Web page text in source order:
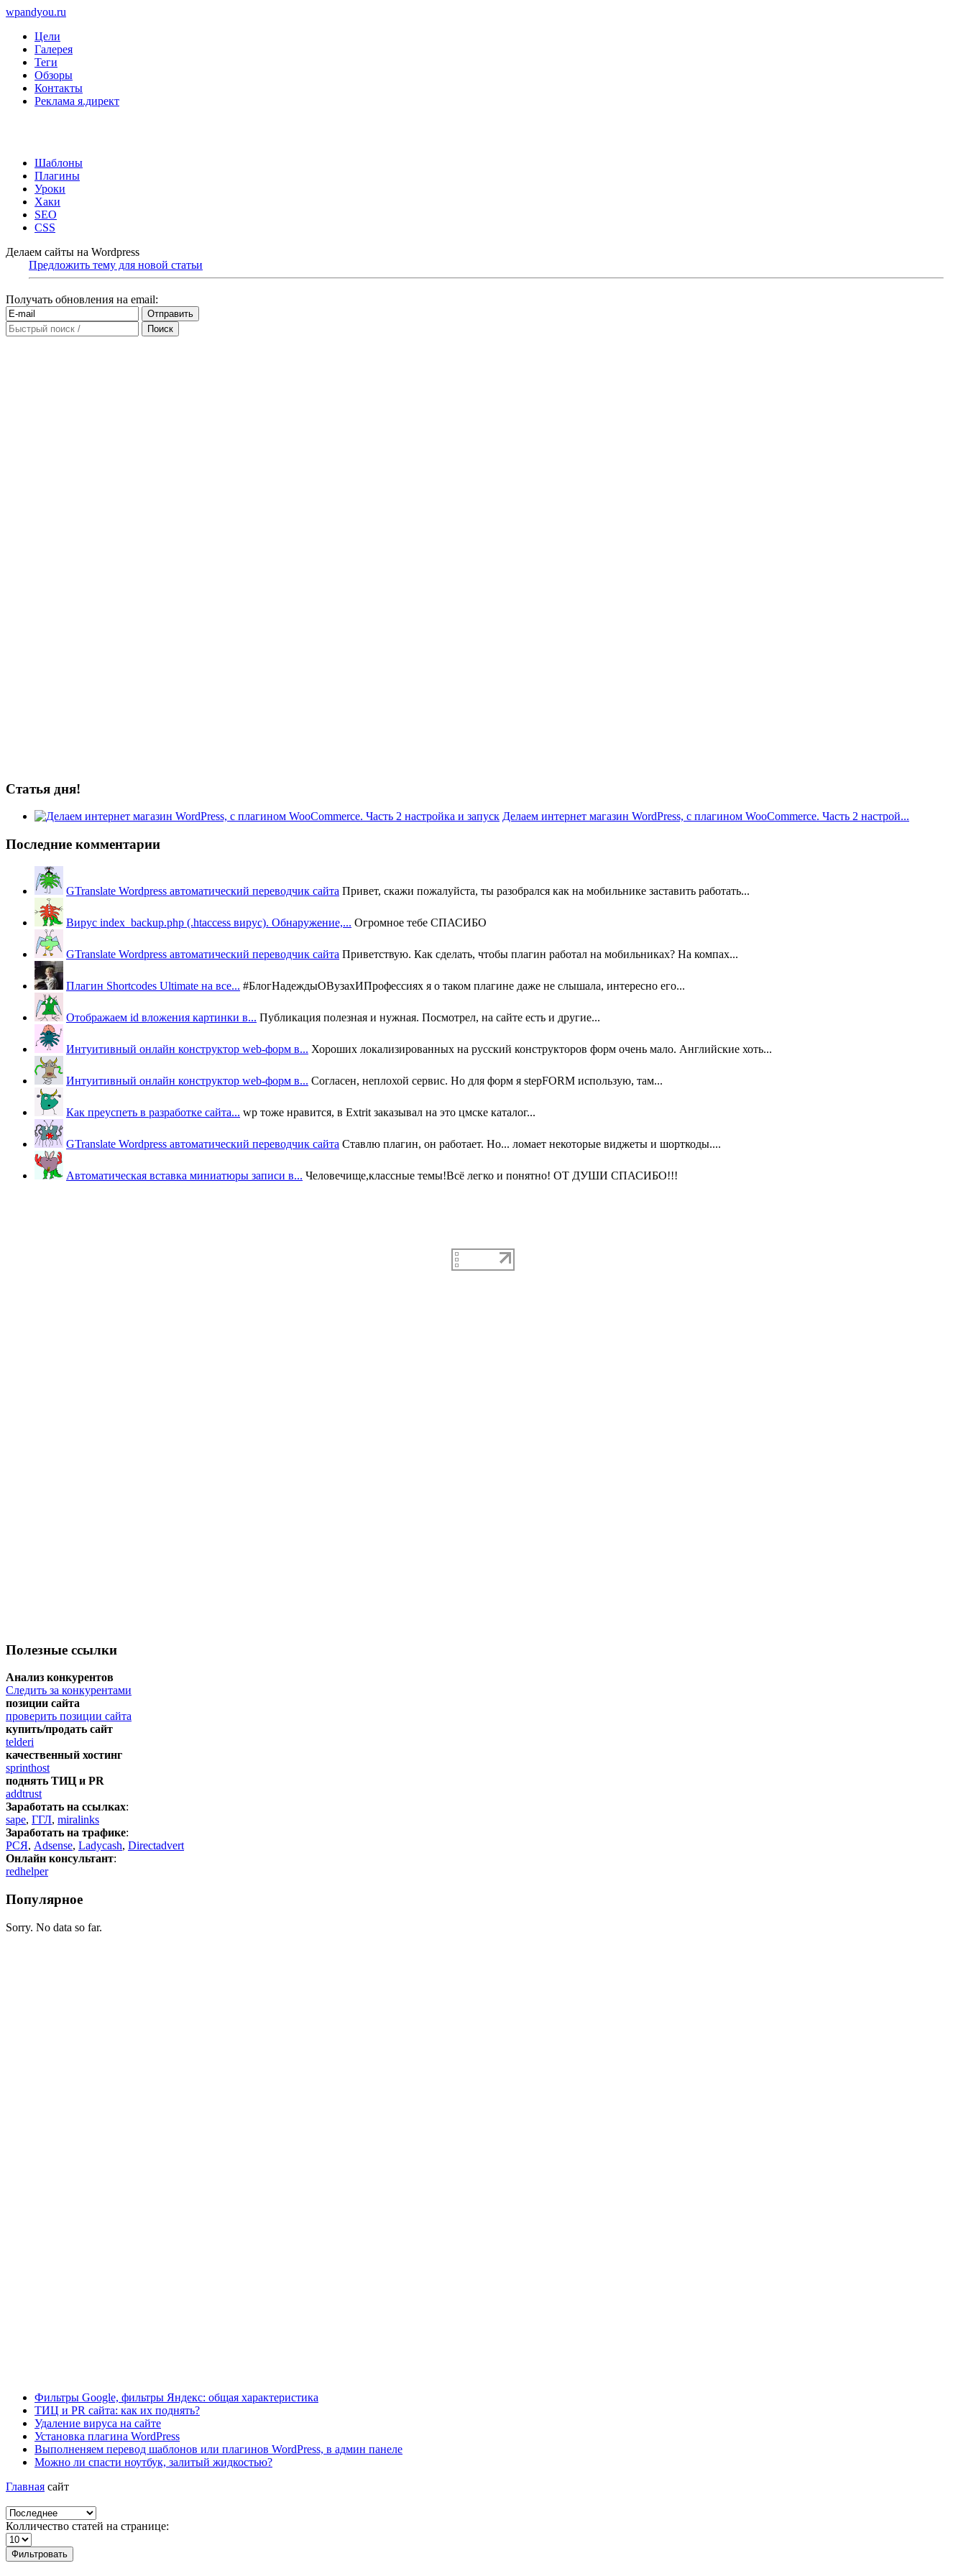
wpandyou.ru
Цели
Галерея
Теги
Обзоры
Контакты
Реклама я.директ
Шаблоны
Плагины
Уроки
Хаки
SEO
CSS
Делаем сайты на Wordpress
Предложить тему для новой статьи
Получать обновления на email:
Статья дня!
Делаем интернет магазин WordPress, с плагином WooCommerce. Часть 2 настрой...
Последние комментарии
GTranslate Wordpress автоматический переводчик сайта Привет, скажи пожалуйста, ты разобрался как на мобильнике заставить работать...
Вирус index_backup.php (.htaccess вируc). Обнаружение,... Огромное тебе СПАСИБО
GTranslate Wordpress автоматический переводчик сайта Приветствую. Как сделать, чтобы плагин работал на мобильниках? На компах...
Плагин Shortcodes Ultimate на все... #БлогНадеждыОВузахИПрофессиях я о таком плагине даже не слышала, интересно его...
Отображаем id вложения картинки в... Публикация полезная и нужная. Посмотрел, на сайте есть и другие...
Интуитивный онлайн конструктор web-форм в... Хороших локализированных на русский конструкторов форм очень мало. Английские хоть...
Интуитивный онлайн конструктор web-форм в... Согласен, неплохой сервис. Но для форм я stepFORM использую, там...
Как преуспеть в разработке сайта... wp тоже нравится, в Extrit заказывал на это цмске каталог...
GTranslate Wordpress автоматический переводчик сайта Ставлю плагин, он работает. Но... ломает некоторые виджеты и шорткоды....
Автоматическая вставка миниатюры записи в... Человечище,классные темы!Всё легко и понятно! ОТ ДУШИ СПАСИБО!!!
Полезные ссылки
Анализ конкурентов
Следить за конкурентами
позиции сайта
проверить позиции сайта
купить/продать сайт
telderi
качественный хостинг
sprinthost
поднять ТИЦ и PR
addtrust
Заработать на ссылках:
sape, ГГЛ, miralinks
Заработать на трафике:
РСЯ, Adsense, Ladycash, Directadvert
Онлайн консультант:
redhelper
Популярное
Sorry. No data so far.
Фильтры Google, фильтры Яндекс: общая характеристика
ТИЦ и PR сайта: как их поднять?
Удаление вируса на сайте
Установка плагина WordPress
Выполненяем перевод шаблонов или плагинов WordPress, в админ панеле
Можно ли спасти ноутбук, залитый жидкостью?
Главная сайт
Колличество статей на странице:
Фильтровать